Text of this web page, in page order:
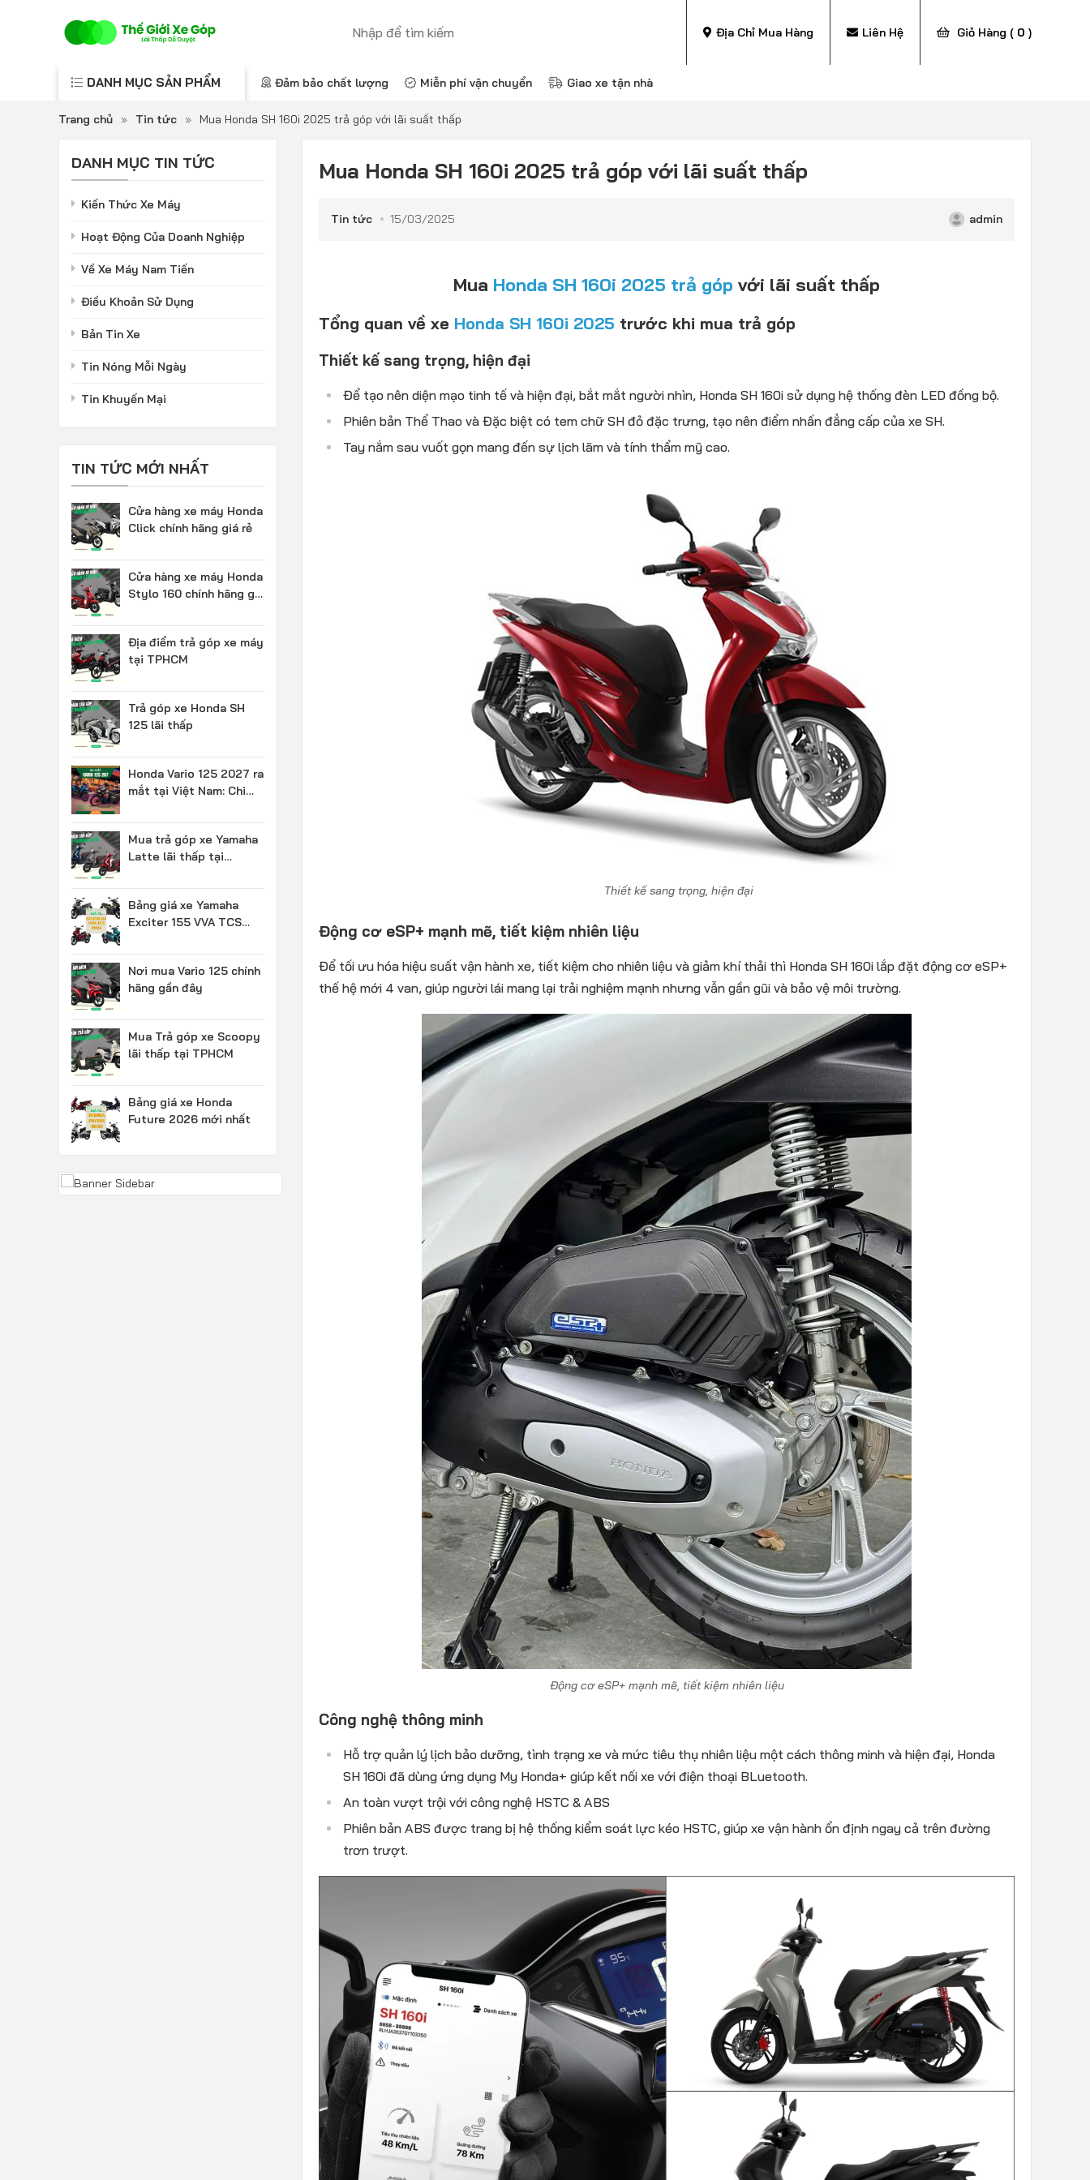
Địa Chỉ Mua Hàng Liên Hệ Giỏ Hàng ( 0 )
DANH MỤC SẢN PHẨM Đảm bảo chất lượng Miễn phí vận chuyển Giao xe tận nhà
Trang chủ » Tin tức » Mua Honda SH 160i 2025 trả góp với lãi suất thấp
Mua Honda SH 160i 2025 trả góp với lãi suất thấp
Tin tức 15/03/2025 admin
Mua Honda SH 160i 2025 trả góp với lãi suất thấp
Tổng quan về xe Honda SH 160i 2025 trước khi mua trả góp
Thiết kế sang trọng, hiện đại
Để tạo nên diện mạo tinh tế và hiện đại, bắt mắt người nhìn, Honda SH 160i sử dụng hệ thống đèn LED đồng bộ.
Phiên bản Thể Thao và Đặc biệt có tem chữ SH đỏ đặc trưng, tạo nên điểm nhấn đẳng cấp của xe SH.
Tay nắm sau vuốt gọn mang đến sự lịch lãm và tính thẩm mỹ cao.
Thiết kế sang trọng, hiện đại
Động cơ eSP+ mạnh mẽ, tiết kiệm nhiên liệu
Để tối ưu hóa hiệu suất vận hành xe, tiết kiệm cho nhiên liệu và giảm khí thải thì Honda SH 160i lắp đặt động cơ eSP+
thế hệ mới 4 van, giúp người lái mang lại trải nghiệm mạnh nhưng vẫn gần gũi và bảo vệ môi trường.
Động cơ eSP+ mạnh mẽ, tiết kiệm nhiên liệu
Công nghệ thông minh
Hỗ trợ quản lý lịch bảo dưỡng, tình trạng xe và mức tiêu thụ nhiên liệu một cách thông minh và hiện đại, Honda
SH 160i đã dùng ứng dụng My Honda+ giúp kết nối xe với điện thoại BLuetooth.
An toàn vượt trội với công nghệ HSTC & ABS
Phiên bản ABS được trang bị hệ thống kiểm soát lực kéo HSTC, giúp xe vận hành ổn định ngay cả trên đường
trơn trượt.
DANH MỤC TIN TỨC
Kiến Thức Xe Máy
Hoạt Động Của Doanh Nghiệp
Về Xe Máy Nam Tiến
Điều Khoản Sử Dụng
Bản Tin Xe
Tin Nóng Mỗi Ngày
Tin Khuyến Mại
TIN TỨC MỚI NHẤT
Cửa hàng xe máy Honda
Click chính hãng giá rẻ
Cửa hàng xe máy Honda
Stylo 160 chính hãng giá
Địa điểm trả góp xe máy
tại TPHCM
Trả góp xe Honda SH
125 lãi thấp
Honda Vario 125 2027 ra
mắt tại Việt Nam: Chi
Mua trả góp xe Yamaha
Latte lãi thấp tại
Bảng giá xe Yamaha
Exciter 155 VVA TCS
Nơi mua Vario 125 chính
hãng gần đây
Mua Trả góp xe Scoopy
lãi thấp tại TPHCM
Bảng giá xe Honda
Future 2026 mới nhất